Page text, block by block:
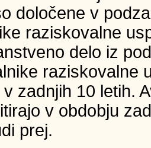
določene v
raziskovalne
delo iz
raziskovalne
v zadnjih 10 letih.
v obdobju
prej.